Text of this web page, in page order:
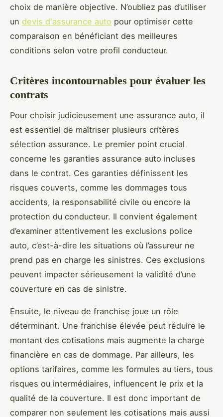
choix de manière objective. N’oubliez pas d’utiliser
un devis d'assurance auto pour optimiser cette
comparaison en bénéficiant des meilleures
conditions selon votre profil conducteur.
Critères incontournables pour évaluer les
contrats
Pour choisir judicieusement une assurance auto, il
est essentiel de maîtriser plusieurs critères
sélection assurance. Le premier point crucial
concerne les garanties assurance auto incluses
dans le contrat. Ces garanties définissent les
risques couverts, comme les dommages tous
accidents, la responsabilité civile ou encore la
protection du conducteur. Il convient également
d’examiner attentivement les exclusions police
auto, c’est-à-dire les situations où l’assureur ne
prend pas en charge les sinistres. Ces exclusions
peuvent impacter sérieusement la validité d’une
couverture en cas de sinistre.
Ensuite, le niveau de franchise joue un rôle
déterminant. Une franchise élevée peut réduire le
montant des cotisations mais augmente la charge
financière en cas de dommage. Par ailleurs, les
options tarifaires, comme les formules au tiers, tous
risques ou intermédiaires, influencent le prix et la
qualité de la couverture. Il est donc important de
comparer non seulement les cotisations mais aussi